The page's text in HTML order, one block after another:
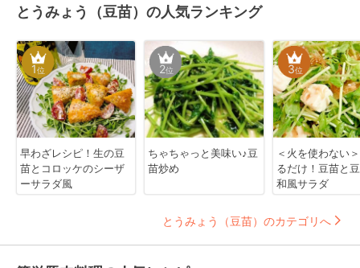
とうみょう（豆苗）の人気ランキング
1位
早わざレシピ！生の豆
苗とコロッケのシーザ
ーサラダ風
2位
ちゃちゃっと美味い♪豆
苗炒め
3位
＜火を使わない
るだけ！豆苗と
和風サラダ
とうみょう（豆苗）のカテゴリへ